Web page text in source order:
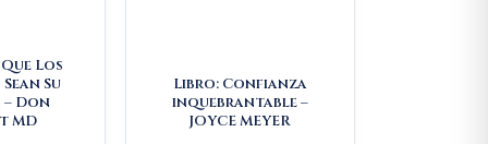
Los
Su
Don
MD
Libro: Confianza
inquebrantable –
JOYCE MEYER